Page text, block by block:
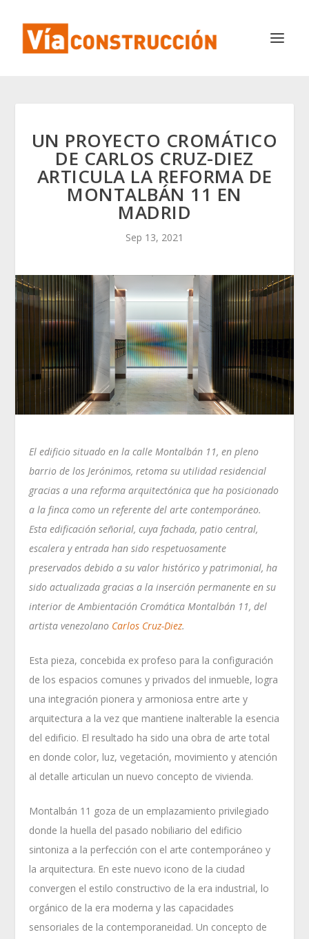
UN PROYECTO CROMÁTICO
DE CARLOS CRUZ-DIEZ
ARTICULA LA REFORMA DE
MONTALBÁN 11 EN
MADRID
Sep 13, 2021
El edificio situado en la calle Montalbán 11, en pleno
barrio de los Jerónimos, retoma su utilidad residencial
gracias a una reforma arquitectónica que ha posicionado
a la finca como un referente del arte contemporáneo.
Esta edificación señorial, cuya fachada, patio central,
escalera y entrada han sido respetuosamente
preservados debido a su valor histórico y patrimonial, ha
sido actualizada gracias a la inserción permanente en su
interior de Ambientación Cromática Montalbán 11, del
artista venezolano Carlos Cruz-Diez.
Esta pieza, concebida ex profeso para la configuración
de los espacios comunes y privados del inmueble, logra
una integración pionera y armoniosa entre arte y
arquitectura a la vez que mantiene inalterable la esencia
del edificio. El resultado ha sido una obra de arte total
en donde color, luz, vegetación, movimiento y atención
al detalle articulan un nuevo concepto de vivienda.
Montalbán 11 goza de un emplazamiento privilegiado
donde la huella del pasado nobiliario del edificio
sintoniza a la perfección con el arte contemporáneo y
la arquitectura. En este nuevo icono de la ciudad
convergen el estilo constructivo de la era industrial, lo
orgánico de la era moderna y las capacidades
sensoriales de la contemporaneidad. Un concepto de